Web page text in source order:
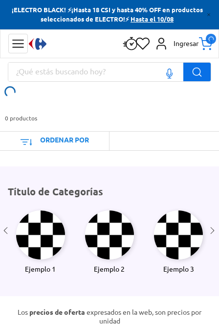
¡ELECTRO BLACK! ⚡¡Hasta 18 CSI y hasta 40% OFF en productos
seleccionados de ELECTRO!⚡ Hasta el 10/08
Ingresar
¿Qué estás buscando hoy?
0 productos
ORDENAR POR
Título de Categorías
Ejemplo 1 Ejemplo 2 Ejemplo 3
Los precios de oferta expresados en la web, son precios por
unidad
Términos más buscados
Yerba
Cerveza
Papas Fritas
Términos más buscados
Yerba
Cerveza
Papas Fritas
Doves